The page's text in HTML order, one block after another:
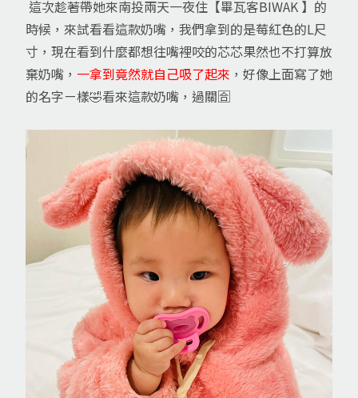
這次趁著帶她來南投兩天一夜住【畢瓦客BIWAK 】的
時候，來試看看這款奶嘴，我們拿到的是莓紅色的L尺
寸，現在看到什麼都想往嘴裡咬的芯芯果然也不打算放
棄奶嘴， 一拿到竟然就自己吸了起來 ，好像上面寫了她
的名字ㄧ樣🤣看來這款奶嘴，過關🈴